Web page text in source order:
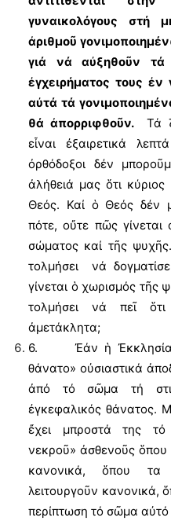
γυναικολόγους στή
ἀριθμοῦ
γιά νά αὐξηθοῦν τά
ἐγχειρήματος τους
αὐτά τά
θά ἀπορριφθοῦν.
Τά
εἶναι ἐξαιρετικά
ὀρθόδοξοι δέν
ἀλήθειά μας ὅτι
Θεός. Καί ὁ Θεός δέν
πότε, οὔτε πῶς
σώματος καί τῆς
τολμήσει νά
γίνεται ὁ χωρισμός
τολμήσει νά πεῖ
ἀμετάκλητα;
6. Ἐάν ἡ Ἐκκλησία
θάνατο» οὐσιαστικά
ἀπό τό σῶμα τή
ἐγκεφαλικός θάνατος.
ἔχει μπροστά της
νεκροῦ» ἀσθενοῦς ὅπου
κανονικά, ὅπου τα
λειτουργοῦν κανονικά,
περίπτωση τό σῶμα αὐτό